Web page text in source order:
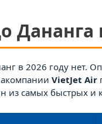
в 2026 году нет.
VietJet Air
из самых быстрых и